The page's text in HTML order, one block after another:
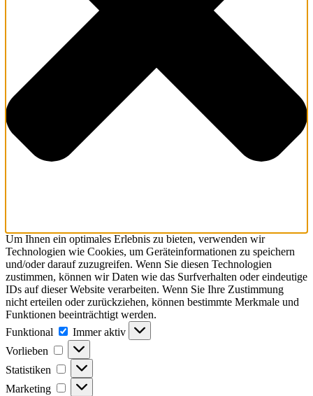
Um Ihnen ein optimales Erlebnis zu bieten, verwenden wir
Technologien wie Cookies, um Geräteinformationen zu speichern
und/oder darauf zuzugreifen. Wenn Sie diesen Technologien
zustimmen, können wir Daten wie das Surfverhalten oder eindeutige
IDs auf dieser Website verarbeiten. Wenn Sie Ihre Zustimmung
nicht erteilen oder zurückziehen, können bestimmte Merkmale und
Funktionen beeinträchtigt werden.
Funktional
Funktional
Immer aktiv
Vorlieben
Vorlieben
Statistiken Statistiken
Marketing Marketing